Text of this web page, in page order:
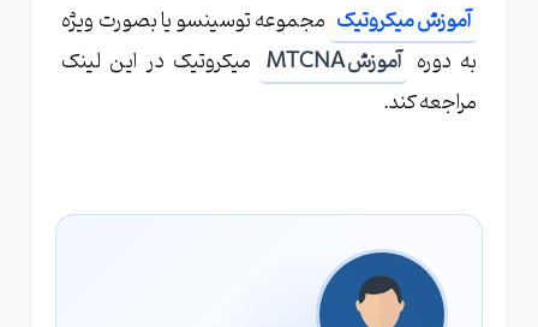
آموزش میکروتیک مجموعه توسینسو یا بصورت ویژه
به دوره آموزش MTCNA
میکروتیک در این لینک
مراجعه کند.